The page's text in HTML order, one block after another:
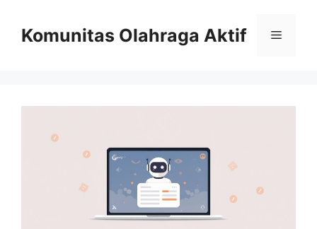
contentKomunitas Olahraga Aktif Menu